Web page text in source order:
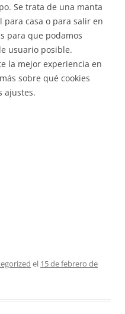
Se trata de una manta
casa o para salir en
para que podamos
usuario posible.
la mejor experiencia en
sobre qué cookies
ajustes.
el 15 de febrero de